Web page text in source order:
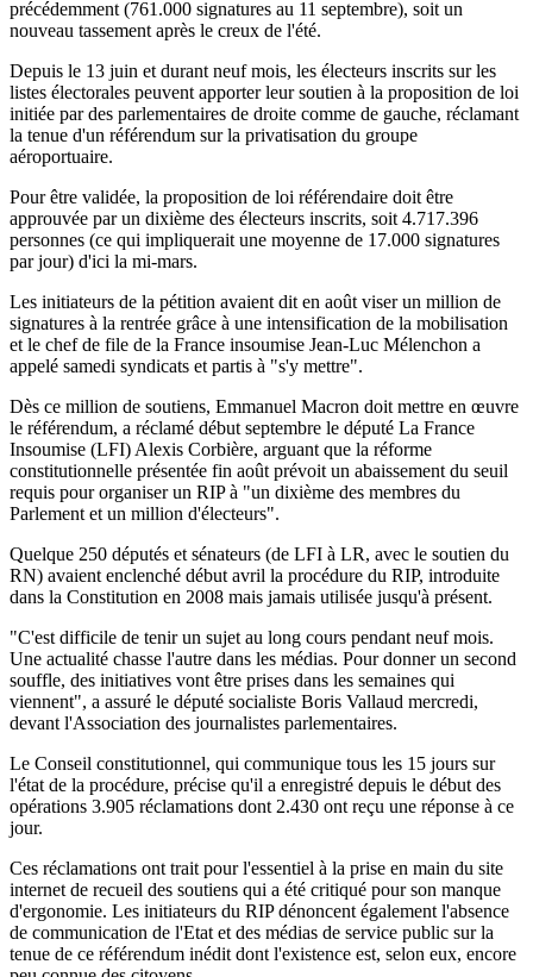
précédemment (761.000 signatures au 11 septembre), soit un
nouveau tassement après le creux de l'été.
Depuis le 13 juin et durant neuf mois, les électeurs inscrits sur les
listes électorales peuvent apporter leur soutien à la proposition de loi
initiée par des parlementaires de droite comme de gauche, réclamant
la tenue d'un référendum sur la privatisation du groupe
aéroportuaire.
Pour être validée, la proposition de loi référendaire doit être
approuvée par un dixième des électeurs inscrits, soit 4.717.396
personnes (ce qui impliquerait une moyenne de 17.000 signatures
par jour) d'ici la mi-mars.
Les initiateurs de la pétition avaient dit en août viser un million de
signatures à la rentrée grâce à une intensification de la mobilisation
et le chef de file de la France insoumise Jean-Luc Mélenchon a
appelé samedi syndicats et partis à "s'y mettre".
Dès ce million de soutiens, Emmanuel Macron doit mettre en œuvre
le référendum, a réclamé début septembre le député La France
Insoumise (LFI) Alexis Corbière, arguant que la réforme
constitutionnelle présentée fin août prévoit un abaissement du seuil
requis pour organiser un RIP à "un dixième des membres du
Parlement et un million d'électeurs".
Quelque 250 députés et sénateurs (de LFI à LR, avec le soutien du
RN) avaient enclenché début avril la procédure du RIP, introduite
dans la Constitution en 2008 mais jamais utilisée jusqu'à présent.
"C'est difficile de tenir un sujet au long cours pendant neuf mois.
Une actualité chasse l'autre dans les médias. Pour donner un second
souffle, des initiatives vont être prises dans les semaines qui
viennent", a assuré le député socialiste Boris Vallaud mercredi,
devant l'Association des journalistes parlementaires.
Le Conseil constitutionnel, qui communique tous les 15 jours sur
l'état de la procédure, précise qu'il a enregistré depuis le début des
opérations 3.905 réclamations dont 2.430 ont reçu une réponse à ce
jour.
Ces réclamations ont trait pour l'essentiel à la prise en main du site
internet de recueil des soutiens qui a été critiqué pour son manque
d'ergonomie. Les initiateurs du RIP dénoncent également l'absence
de communication de l'Etat et des médias de service public sur la
tenue de ce référendum inédit dont l'existence est, selon eux, encore